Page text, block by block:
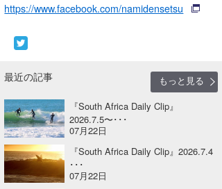
https://www.facebook.com/namidensetsu
最近の記事
もっと見る
『South Africa Daily Clip』
2026.7.5〜･･･
07月22日
『South Africa Daily Clip』2026.7.4
･･･
07月22日
ライター/寄稿メディア
Yasunari Inoue
Yoshiyuki Obata
arukasvision
Colors MAGAZINE
WAVAL
波伝説アンバサダー/プロライダー
福島寿実子
中浦“JET”章
嵯峨明日香
波伝説スタッフ
☆加藤
+☆maki☆+
波伝説